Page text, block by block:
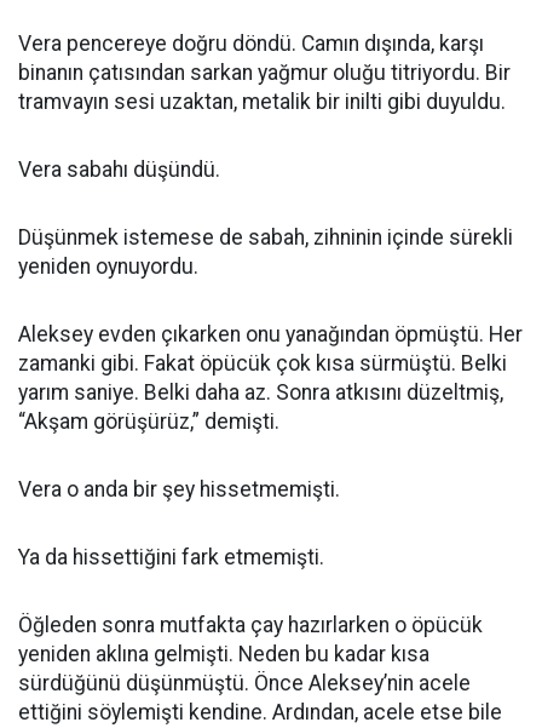
Vera pencereye doğru döndü. Camın dışında, karşı
binanın çatısından sarkan yağmur oluğu titriyordu. Bir
tramvayın sesi uzaktan, metalik bir inilti gibi duyuldu.
Vera sabahı düşündü.
Düşünmek istemese de sabah, zihninin içinde sürekli
yeniden oynuyordu.
Aleksey evden çıkarken onu yanağından öpmüştü. Her
zamanki gibi. Fakat öpücük çok kısa sürmüştü. Belki
yarım saniye. Belki daha az. Sonra atkısını düzeltmiş,
“Akşam görüşürüz,” demişti.
Vera o anda bir şey hissetmemişti.
Ya da hissettiğini fark etmemişti.
Öğleden sonra mutfakta çay hazırlarken o öpücük
yeniden aklına gelmişti. Neden bu kadar kısa
sürdüğünü düşünmüştü. Önce Aleksey’nin acele
ettiğini söylemişti kendine. Ardından, acele etse bile